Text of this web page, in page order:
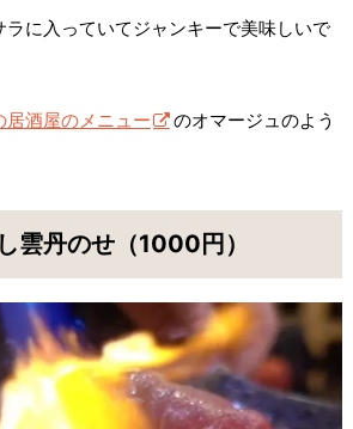
に入っていてジャンキーで美味しいで
居酒屋のメニュー
のオマージュのよう
雲丹のせ（1000円）